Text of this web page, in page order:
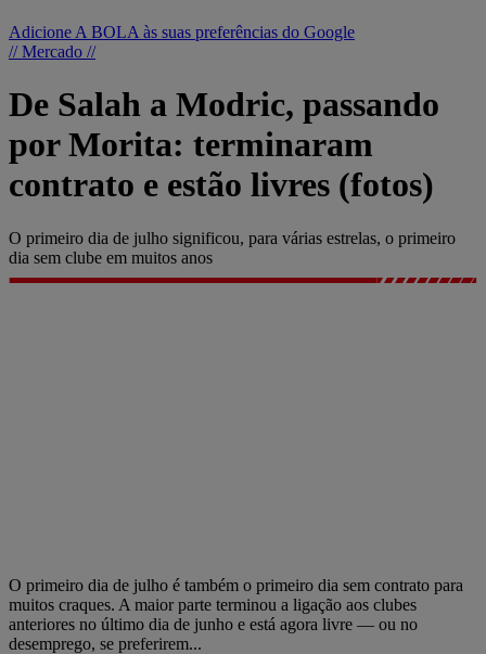
Adicione A BOLA às suas preferências do Google
// Mercado //
De Salah a Modric, passando
por Morita: terminaram
contrato e estão livres (fotos)
O primeiro dia de julho significou, para várias estrelas, o primeiro
dia sem clube em muitos anos
O primeiro dia de julho é também o primeiro dia sem contrato para
muitos craques. A maior parte terminou a ligação aos clubes
anteriores no último dia de junho e está agora livre — ou no
desemprego, se preferirem...